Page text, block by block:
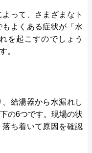
って、さまざまなト
よくある症状が「水
を起こすのでしょう
。
給湯器から水漏れし
の6つです。現場の状
ち着いて原因を確認